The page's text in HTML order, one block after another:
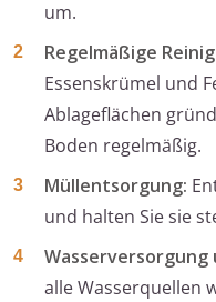
um.
Regelmäßige
Essenskrümel und
Ablageflächen
Boden regelmäßig.
Müllentsorgung:
und halten Sie sie
alle Wasserquellen